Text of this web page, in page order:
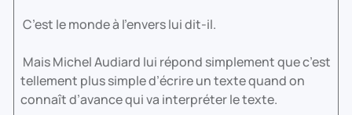
C’est le monde à l’envers lui dit-il.
Mais Michel Audiard lui répond simplement que c’est
tellement plus simple d’écrire un texte quand on
connaît d’avance qui va interpréter le texte.